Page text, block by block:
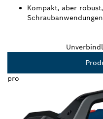
Kompakt, aber
pro